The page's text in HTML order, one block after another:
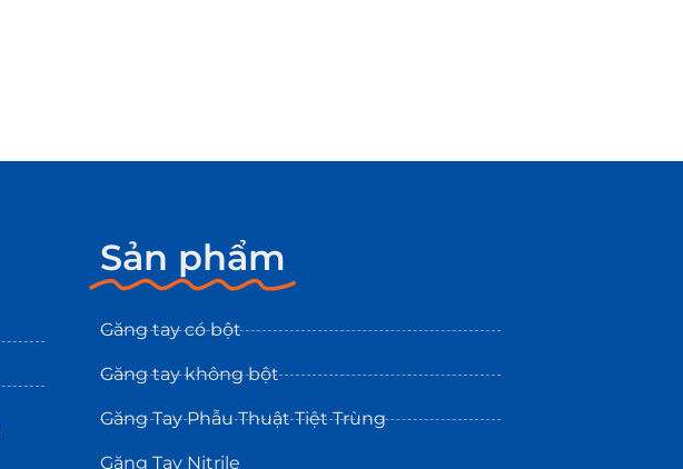
Sản phẩm
Găng tay có bột
Găng tay không bột
Găng Tay Phẫu Thuật Tiệt Trùng
Găng Tay Nitrile